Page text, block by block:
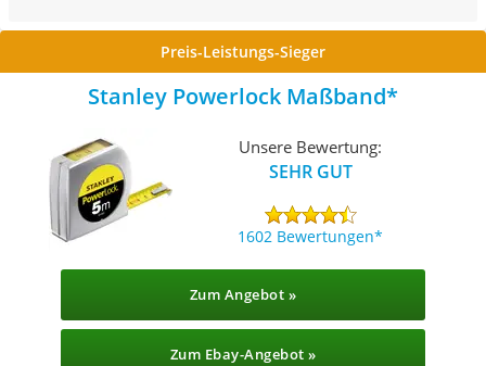
Preis-Leistungs-Sieger
Stanley Powerlock Maßband
Unsere Bewertung:
SEHR GUT
1602 Bewertungen
Zum Angebot »
Zum Ebay-Angebot »